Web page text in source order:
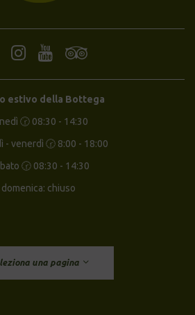
estivo della Bottega
🕝 08:30 - 14:30
- venerdì 🕝 8:00 - 18:00
🕝 08:30 - 14:30
domenica: chiuso
una pagina